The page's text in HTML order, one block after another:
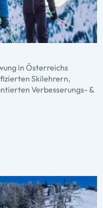
in Österreichs
Skilehrern,
Verbesserungs- &